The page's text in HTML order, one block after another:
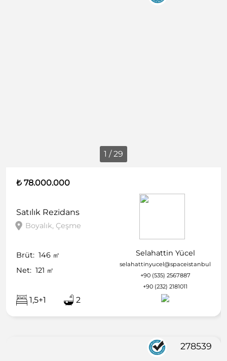
1 / 29
₺ 78.000.000
Satılık Rezidans
Boyalık, Çeşme
Brüt: 146 ㎡
Net: 121 ㎡
1,5+1 2
Selahattin Yücel
selahattinyucel@spaceistanbul.com
+90 (535) 2567887
+90 (232) 2181011
278539